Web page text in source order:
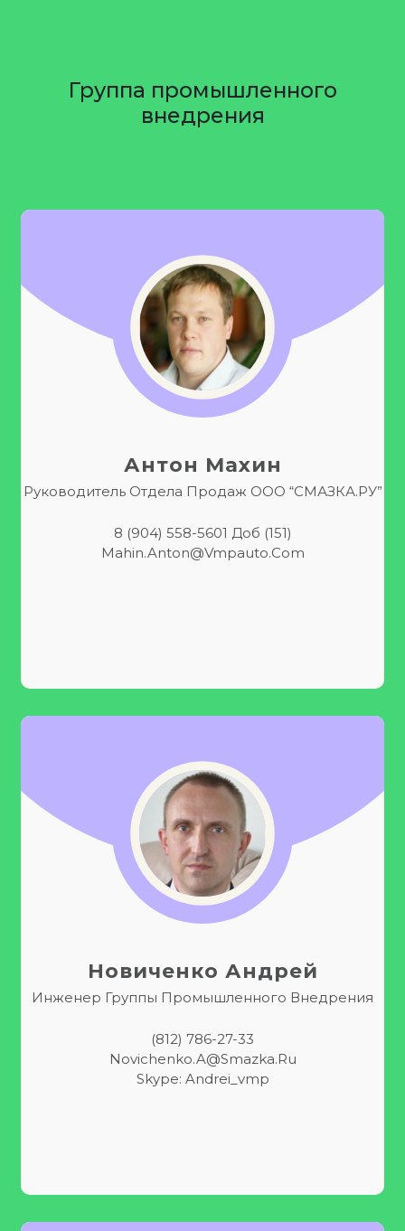
Группа промышленного
внедрения
Антон Махин
Руководитель Отдела Продаж ООО “СМАЗКА.РУ”
8 (904) 558-5601 Доб (151)
Mahin.Anton@vmpauto.com
Новиченко Андрей
Инженер Группы Промышленного Внедрения
(812) 786-27-33
Novichenko.A@smazka.ru
Skype: Andrei_vmp